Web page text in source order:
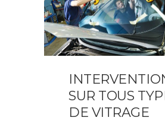
SUR TOUS
DE VITRAGE